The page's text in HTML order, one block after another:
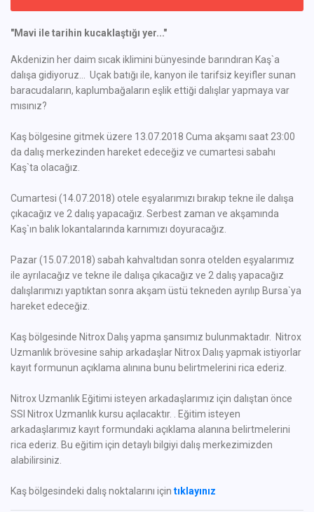
"Mavi ile tarihin kucaklaştığı yer..."
Akdenizin her daim sıcak iklimini bünyesinde barındıran Kaş`a
dalışa gidiyoruz... Uçak batığı ile, kanyon ile tarifsiz keyifler sunan
baracudaların, kaplumbağaların eşlik ettiği dalışlar yapmaya var
mısınız?
Kaş bölgesine gitmek üzere 13.07.2018 Cuma akşamı saat 23:00
da dalış merkezinden hareket edeceğiz ve cumartesi sabahı
Kaş`ta olacağız.
Cumartesi (14.07.2018) otele eşyalarımızı bırakıp tekne ile dalışa
çıkacağız ve 2 dalış yapacağız. Serbest zaman ve akşamında
Kaş`ın balık lokantalarında karnımızı doyuracağız.
Pazar (15.07.2018) sabah kahvaltıdan sonra otelden eşyalarımız
ile ayrılacağız ve tekne ile dalışa çıkacağız ve 2 dalış yapacağız
dalışlarımızı yaptıktan sonra akşam üstü tekneden ayrılıp Bursa`ya
hareket edeceğiz.
Kaş bölgesinde Nitrox Dalış yapma şansımız bulunmaktadır. Nitrox
Uzmanlık brövesine sahip arkadaşlar Nitrox Dalış yapmak istiyorlar
kayıt formunun açıklama alınına bunu belirtmelerini rica ederiz.
Nitrox Uzmanlık Eğitimi isteyen arkadaşlarımız için dalıştan önce
SSI Nitrox Uzmanlık kursu açılacaktır. . Eğitim isteyen
arkadaşlarımız kayıt formundaki açıklama alanına belirtmelerini
rica ederiz. Bu eğitim için detaylı bilgiyi dalış merkezimizden
alabilirsiniz.
Kaş bölgesindeki dalış noktalarını için tıklayınız